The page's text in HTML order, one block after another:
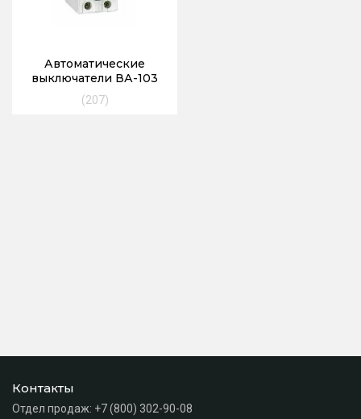
Автоматические
выключатели ВА-103
(207)
Контакты
Отдел продаж: +7 (800) 302-90-08